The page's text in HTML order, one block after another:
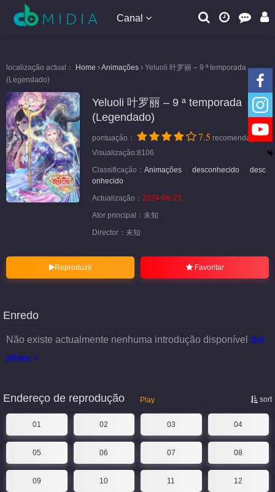
Canal
localização actual： Home Animações
Yeluoli 叶罗丽 – 9 ª temporada
(Legendado)
Yeluoli 叶罗丽 – 9 ª temporada
(Legendado)
pontuação： 7.5 recomendação
Visualização:8106
Classificação： Animações desconhecido
desc
onhecido
Actualização： 2024-09-23
Ator principal： 未知
Director： 未知
Reproduzir Favoritar
Enredo
Não existe actualmente nenhuma introdução disponível det
alhes
sort
Endereço de reprodução Play
01 02 03 04
05 06 07 08
09 10 11 12